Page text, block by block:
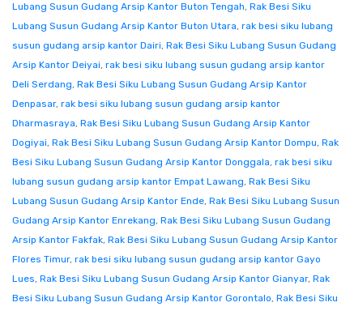
Lubang Susun Gudang Arsip Kantor Buton Tengah, Rak Besi Siku
Lubang Susun Gudang Arsip Kantor Buton Utara, rak besi siku lubang
susun gudang arsip kantor Dairi, Rak Besi Siku Lubang Susun Gudang
Arsip Kantor Deiyai, rak besi siku lubang susun gudang arsip kantor
Deli Serdang, Rak Besi Siku Lubang Susun Gudang Arsip Kantor
Denpasar, rak besi siku lubang susun gudang arsip kantor
Dharmasraya, Rak Besi Siku Lubang Susun Gudang Arsip Kantor
Dogiyai, Rak Besi Siku Lubang Susun Gudang Arsip Kantor Dompu, Rak
Besi Siku Lubang Susun Gudang Arsip Kantor Donggala, rak besi siku
lubang susun gudang arsip kantor Empat Lawang, Rak Besi Siku
Lubang Susun Gudang Arsip Kantor Ende, Rak Besi Siku Lubang Susun
Gudang Arsip Kantor Enrekang, Rak Besi Siku Lubang Susun Gudang
Arsip Kantor Fakfak, Rak Besi Siku Lubang Susun Gudang Arsip Kantor
Flores Timur, rak besi siku lubang susun gudang arsip kantor Gayo
Lues, Rak Besi Siku Lubang Susun Gudang Arsip Kantor Gianyar, Rak
Besi Siku Lubang Susun Gudang Arsip Kantor Gorontalo, Rak Besi Siku